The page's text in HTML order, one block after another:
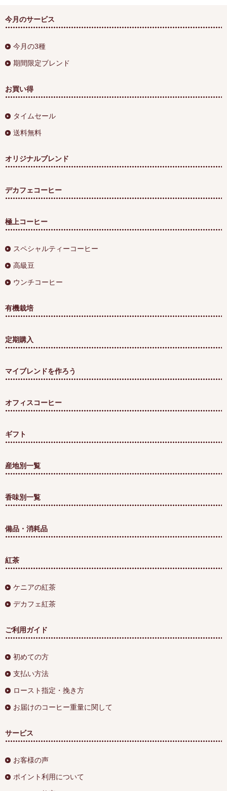
今月のサービス
今月の3種
期間限定ブレンド
お買い得
タイムセール
送料無料
オリジナルブレンド
デカフェコーヒー
極上コーヒー
スペシャルティーコーヒー
高級豆
ウンチコーヒー
有機栽培
定期購入
マイブレンドを作ろう
オフィスコーヒー
ギフト
産地別一覧
香味別一覧
備品・消耗品
紅茶
ケニアの紅茶
デカフェ紅茶
ご利用ガイド
初めての方
支払い方法
ロースト指定・挽き方
お届けのコーヒー重量に関して
サービス
お客様の声
ポイント利用について